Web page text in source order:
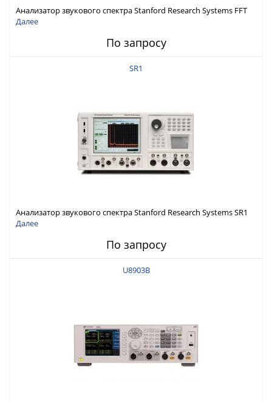
Анализатор звукового спектра Stanford Research Systems FFT
SR770
Далее
По запросу
SR1
Анализатор звукового спектра Stanford Research Systems SR1
Далее
По запросу
U8903B